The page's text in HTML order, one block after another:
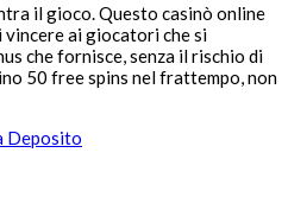
il gioco. Questo casinò online
ai giocatori che si
che fornisce, senza il rischio di
50 free spins nel frattempo, non
Deposito